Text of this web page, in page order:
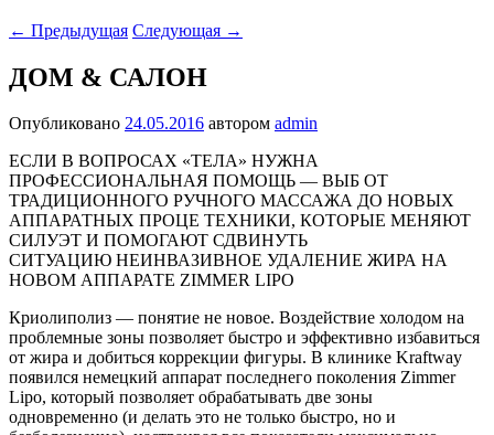
← Предыдущая Следующая →
ДОМ & САЛОН
Опубликовано 24.05.2016 автором admin
ЕСЛИ В ВОПРОСАХ «ТЕЛА» НУЖНА
ПРОФЕССИОНАЛЬНАЯ ПОМОЩЬ — ВЫБ ОТ
ТРАДИЦИОННОГО РУЧНОГО МАССАЖА ДО НОВЫХ
АППАРАТНЫХ ПРОЦЕ ТЕХНИКИ, КОТОРЫЕ МЕНЯЮТ
СИЛУЭТ И ПОМОГАЮТ СДВИНУТЬ
СИТУАЦИЮ НЕИНВАЗИВНОЕ УДАЛЕНИЕ ЖИРА НА
НОВОМ АППАРАТЕ ZIMMER LIPO
Криолиполиз — понятие не новое. Воздействие холодом на
проблемные зоны позволяет быстро и эффективно избавиться
от жира и добиться коррекции фигуры. В клинике Kraftway
появился немецкий аппарат последнего поколения Zimmer
Lipo, который позволяет обрабатывать две зоны
одновременно (и делать это не только быстро, но и